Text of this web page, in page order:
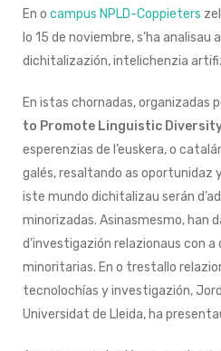
En o campus NPLD-Coppieters
lo 15 de noviembre, s’ha
dichitalizazión, intelichenzia
En istas chornadas, organizadas
to Promote Linguistic
esperenzias de l’euskera, o
galés, resaltando as oportunidaz
iste mundo dichitalizau serán
minorizadas. Asinasmesmo, han
d’investigazión relazionaus con
minoritarias. En o trestallo
tecnolochías y investigazión,
Universidat de Lleida, ha